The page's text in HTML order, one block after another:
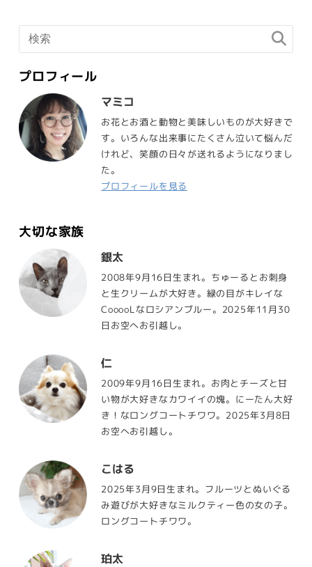
プロフィール
マミコ
お花とお酒と動物と美味しいものが大好きで
す。いろんな出来事にたくさん泣いて悩んだ
けれど、笑顔の日々が送れるようになりまし
た。
プロフィールを見る
大切な家族
銀太
2008年9月16日生まれ。ちゅーるとお刺身
と生クリームが大好き。緑の目がキレイな
CooooLなロシアンブルー。2025年11月30
日お空へお引越し。
仁
2009年9月16日生まれ。お肉とチーズと甘
い物が大好きなカワイイの塊。にーたん大好
き！なロングコートチワワ。2025年3月8日
お空へお引越し。
こはる
2025年3月9日生まれ。フルーツとぬいぐる
み遊びが大好きなミルクティー色の女の子。
ロングコートチワワ。
珀太